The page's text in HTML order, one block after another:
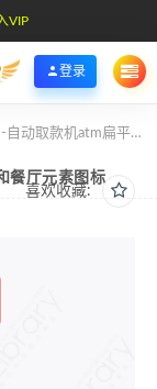
VIP
登录
atm扁平卡通酒店和餐厅元素图标
喜欢收藏:
餐厅元素图标